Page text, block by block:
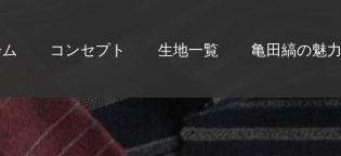
コンセプト 生地一覧 亀田縞の魅力